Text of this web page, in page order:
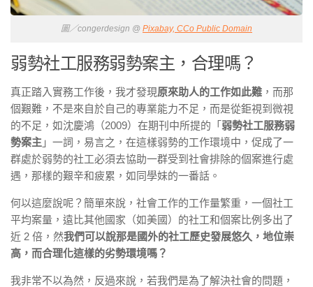
圖／congerdesign @ Pixabay, CCo Public Domain
弱勢社工服務弱勢案主，合理嗎？
真正踏入實務工作後，我才發現原來助人的工作如此難 ，而那
個艱難，不是來自於自己的專業能力不足，而是從鉅視到微視
的不足，如沈慶鴻（2009）在期刊中所提的「 弱勢社工服務弱
勢案主 」一詞，易言之，在這樣弱勢的工作環境中，促成了一
群處於弱勢的社工必須去協助一群受到社會排除的個案進行處
遇，那樣的艱辛和疲累，如同學妹的一番話。
何以這麼說呢？簡單來說，社會工作的工作量繁重，一個社工
平均案量，遠比其他國家（如美國）的社工和個案比例多出了
近 2 倍，然我們可以說那是國外的社工歷史發展悠久，地位崇
高，而合理化這樣的劣勢環境嗎？
我非常不以為然，反過來說，若我們是為了解決社會的問題，